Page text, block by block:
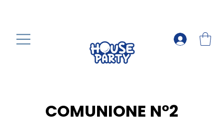
COMUNIONE N°2